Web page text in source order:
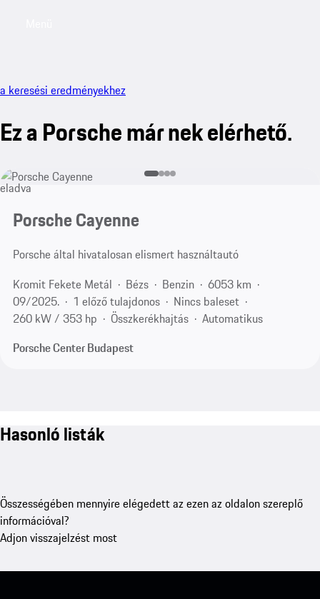
a keresési eredményekhez
Ez a Porsche már nek elérhető.
eladva
Porsche Cayenne
Porsche által hivatalosan elismert használtautó
Kromit Fekete Metál
Bézs Benzin
6053 km
09/2025.
1 előző tulajdonos
Nincs baleset
260 kW / 353 hp
Összkerékhajtás
Automatikus
Porsche Center Budapest
Hasonló listák
Összességében mennyire elégedett az ezen az oldalon szereplő
információval?
Adjon visszajelzést most